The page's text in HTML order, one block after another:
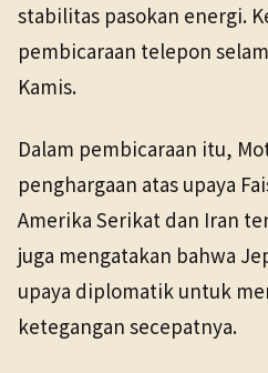
stabilitas pasokan energi.
pembicaraan telepon
Kamis.
Dalam pembicaraan itu,
penghargaan atas upaya
Amerika Serikat dan Iran
juga mengatakan bahwa
upaya diplomatik untuk
ketegangan secepatnya.